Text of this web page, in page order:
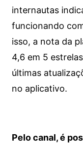
internautas
funcionando
isso, a nota da
4,6 em 5
últimas
no aplicativo.
Pelo canal, é